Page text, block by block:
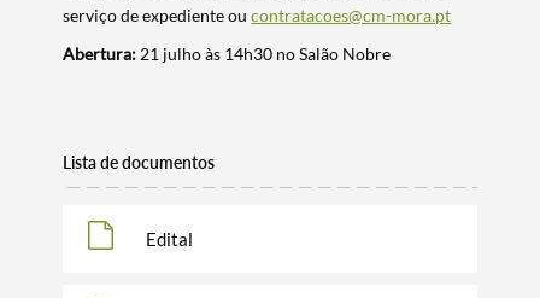
serviço de expediente oucontratacoes@cm-mora.pt
Abertura: 21 julho às 14h30 no Salão Nobre
Lista de documentos
Edital